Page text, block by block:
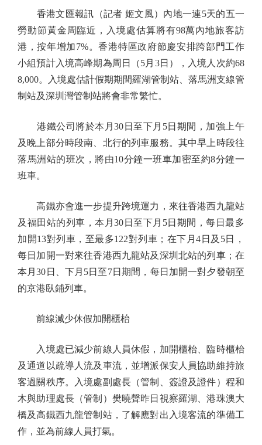
香港文匯報訊（記者 姬文風）內地一連5天的五一
勞動節黃金周臨近，入境處估算將有98萬內地旅客訪
港，按年增加7%。香港特區政府節慶安排跨部門工作
小組預計入境高峰期為周日（5月3日），入境人次約68
8,000。入境處估計假期期間羅湖管制站、落馬洲支線管
制站及深圳灣管制站將會非常繁忙。
港鐵公司將於本月30日至下月5日期間，加強上午
及晚上部分時段南、北行的列車服務。其中早上時段往
落馬洲站的班次，將由10分鐘一班車加密至約8分鐘一
班車。
高鐵亦會進一步提升跨境運力，來往香港西九龍站
及福田站的列車，本月30日至下月5日期間，每日最多
加開13對列車，至最多122對列車；在下月4日及5日，
每日加開一對來往香港西九龍站及深圳北站的列車；在
本月30日、下月5日至7日期間，每日加開一對夕發朝至
的京港臥鋪列車。
前線減少休假加開櫃枱
入境處已減少前線人員休假，加開櫃枱、臨時櫃枱
及通道以疏導人流及車流，並增派保安人員協助維持旅
客過關秩序。入境處副處長（管制、簽證及證件）程和
木與助理處長（管制）樊曉聲昨日視察羅湖、港珠澳大
橋及高鐵西九龍管制站，了解應對出入境客流的準備工
作，並為前線人員打氣。